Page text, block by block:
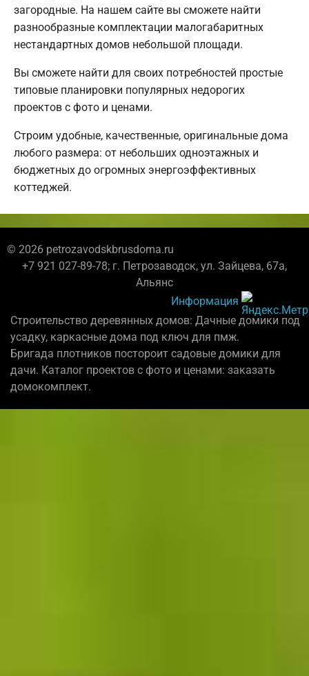
загородные. На нашем сайте вы сможете найти
разнообразные комплектации малогабаритных
нестандартных домов небольшой площади.
Вы сможете найти для своих потребностей простые
типовые планировки популярных недорогих
проектов с фото и ценами.
Строим удобные, качественные, оригинальные дома
любого размера: от небольших одноэтажных и
бюджетных до огромных энергоэффективных
коттеджей.
© 2026 petrozavodskbrusdoma.ru
+7 921 027-89-78; г. Петрозаводск, ул. Зайцева, 67а,
Альянс
Информация
Строительство деревянных домов: Дачные домики под
усадку, каркасные дома под ключ для пмж.
Бригада плотников постороит садовые домики для
дачи. Каталог проектов с фото и ценами: заказать
домокомплект.